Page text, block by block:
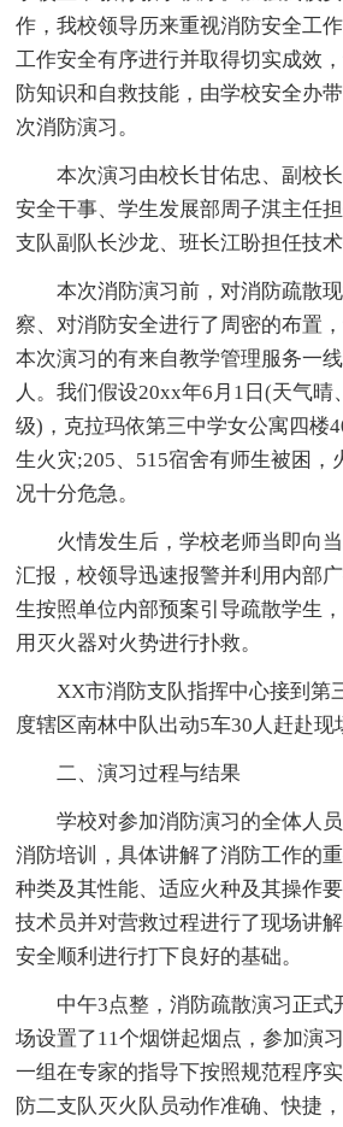
作，我校领导历来重视消防安全工
工作安全有序进行并取得切实成效
防知识和自救技能，由学校安全办
次消防演习。
本次演习由校长甘佑忠、副校
安全干事、学生发展部周子淇主任
支队副队长沙龙、班长江盼担任技术
本次消防演习前，对消防疏散
察、对消防安全进行了周密的布置
本次演习的有来自教学管理服务一
人。我们假设20xx年6月1日(天气晴
级)，克拉玛依第三中学女公寓四楼
生火灾;205、515宿舍有师生被困，
况十分危急。
火情发生后，学校老师当即向
汇报，校领导迅速报警并利用内部
生按照单位内部预案引导疏散学生
用灭火器对火势进行扑救。
XX市消防支队指挥中心接到第
度辖区南林中队出动5车30人赶赴现
二、演习过程与结果
学校对参加消防演习的全体人
消防培训，具体讲解了消防工作的
种类及其性能、适应火种及其操作
技术员并对营救过程进行了现场讲
安全顺利进行打下良好的基础。
中午3点整，消防疏散演习正式
场设置了11个烟饼起烟点，参加演
一组在专家的指导下按照规范程序
防二支队灭火队员动作准确、快捷